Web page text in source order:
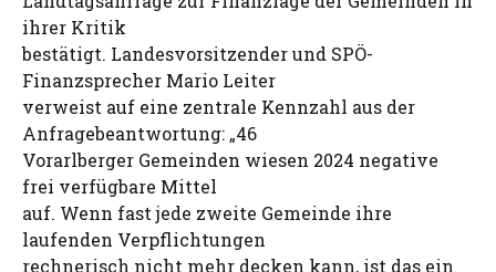
ihrer Kritik
bestätigt. Landesvorsitzender und SPÖ-
Finanzsprecher Mario Leiter
verweist auf eine zentrale Kennzahl aus der
Anfragebeantwortung: „46
Vorarlberger Gemeinden wiesen 2024 negative
frei verfügbare Mittel
auf. Wenn fast jede zweite Gemeinde ihre
laufenden Verpflichtungen
rechnerisch nicht mehr decken kann, ist das ein